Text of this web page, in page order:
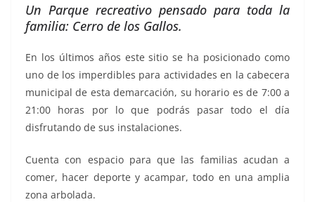
Un Parque recreativo pensado para toda la
familia: Cerro de los Gallos.
En los últimos años este sitio se ha posicionado como
uno de los imperdibles para actividades en la cabecera
municipal de esta demarcación, su horario es de 7:00 a
21:00 horas por lo que podrás pasar todo el día
disfrutando de sus instalaciones.
Cuenta con espacio para que las familias acudan a
comer, hacer deporte y acampar, todo en una amplia
zona arbolada.